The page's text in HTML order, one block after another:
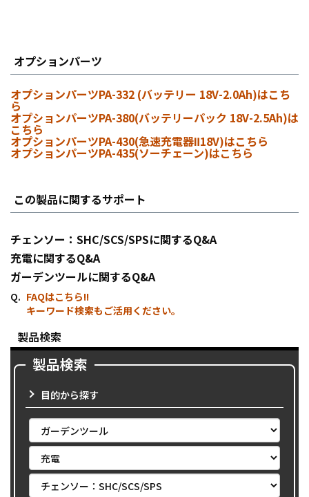
オプションパーツ
オプションパーツPA-332 (バッテリー 18V-2.0Ah)はこち
ら
オプションパーツPA-380(バッテリーパック 18V-2.5Ah)は
こちら
オプションパーツPA-430(急速充電器Ⅱ18V)はこちら
オプションパーツPA-435(ソーチェーン)はこちら
この製品に関するサポート
チェンソー：SHC/SCS/SPSに関するQ&A
充電に関するQ&A
ガーデンツールに関するQ&A
FAQはこちら!!
キーワード検索もご活用ください。
製品検索
製品検索
目的から探す